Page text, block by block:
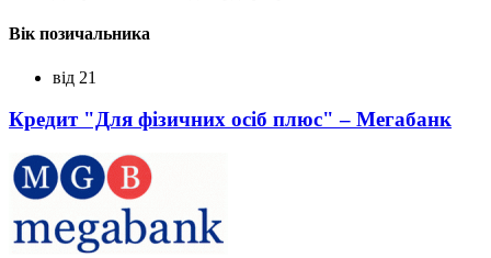
Вік позичальника
від 21
Кредит "Для фізичних осіб плюс" – Мегабанк